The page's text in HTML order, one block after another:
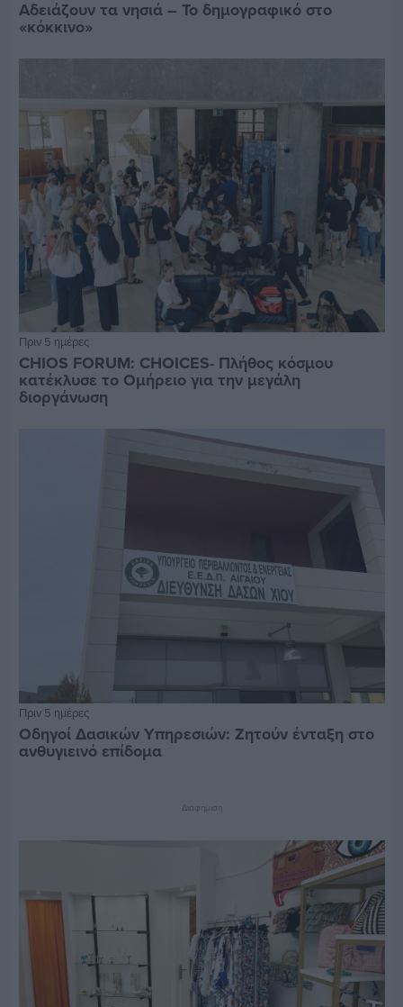
Αδειάζουν τα νησιά – Το δημογραφικό στο
«κόκκινο»
Πριν 5 ημέρες
CHIOS FORUM: CHOICES- Πλήθος κόσμου
κατέκλυσε το Ομήρειο για την μεγάλη
διοργάνωση
Πριν 5 ημέρες
Οδηγοί Δασικών Υπηρεσιών: Ζητούν ένταξη στο
ανθυγιεινό επίδομα
Διαφήμιση